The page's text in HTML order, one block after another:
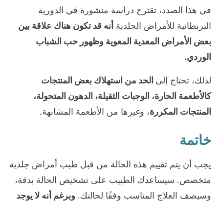
في هذا الصدد، تقترح دراسة منشورة في الدورية
البريطانية للأمراض الجلدية أنه قد تكون هناك علاقة بين
بعض الأمراض المعدية المعوية وظهور حب الشباب
الوردي.
لذلك، تحتاج إلى الحد من استهلاك بعض المنتجات
كالأطعمة الحارة، الوجبات الثقيلة، الدهون المتحولة،
المنتجات المكررة، وغيرها من الأطعمة المشابهة.
خاتمة
يجب أن يتم تقييم هذه الحالة من قبل طبب أمراض جلدية
متخصص. سيساعدك الطبيب على تشخيص الحالة بدقة،
وسيصف العلاج المناسب وفقًا لحالتك. وبرغم أنه لا يوجد